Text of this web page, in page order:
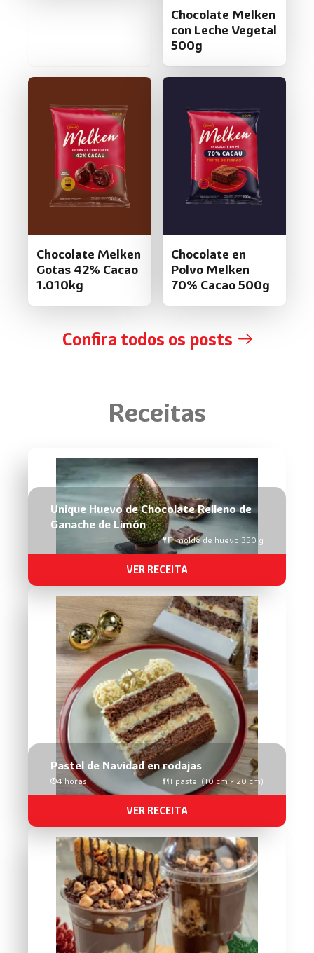
Chocolate Melken
con Leche Vegetal
500g
Chocolate Melken
Gotas 42% Cacao
1.010kg
Chocolate en
Polvo Melken
70% Cacao 500g
Confira todos os posts
Receitas
Unique Huevo de Chocolate Relleno de
Ganache de Limón
1 molde de huevo 350 g
VER RECEITA
Pastel de Navidad en rodajas
4 horas 1 pastel (10 cm × 20 cm)
VER RECEITA